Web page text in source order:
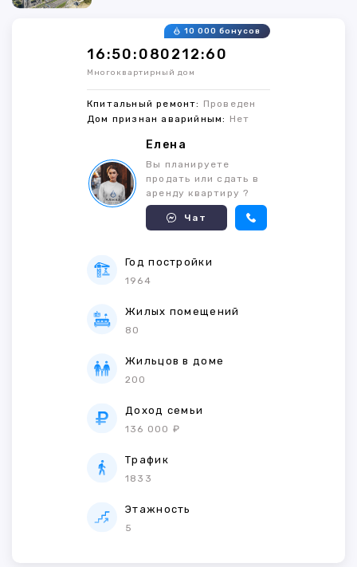
16:50:080212:60
10 000 бонусов
Многоквартирный дом
Кпитальный ремонт: Проведен
Дом признан аварийным: Нет
Елена
Вы планируете
продать или сдать в
аренду квартиру ?
Чат
Год постройки
1964
Жилых помещений
80
Жильцов в доме
200
Доход семьи
136 000 ₽
Трафик
1833
Этажность
5